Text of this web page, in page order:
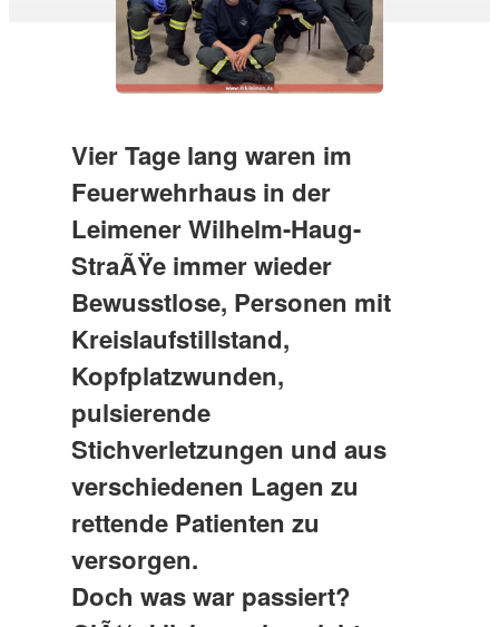
Vier Tage lang waren im
Feuerwehrhaus in der
Leimener Wilhelm-Haug-
StraÃŸe immer wieder
Bewusstlose, Personen mit
Kreislaufstillstand,
Kopfplatzwunden,
pulsierende
Stichverletzungen und aus
verschiedenen Lagen zu
rettende Patienten zu
versorgen.
Doch was war passiert?